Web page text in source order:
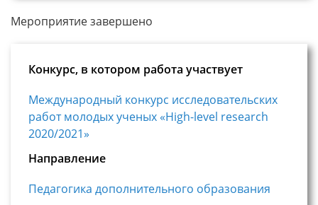
Мероприятие завершено
Конкурс, в котором работа участвует
Международный конкурс исследовательских
работ молодых ученых «High-level research
2020/2021»
Направление
Педагогика дополнительного образования